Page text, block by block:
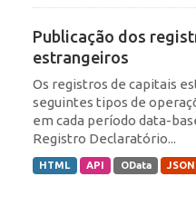
Publicação dos
estrangeiros
Os registros de capitais
seguintes tipos de
em cada período data-
Registro Declaratório...
HTML API OData JSON